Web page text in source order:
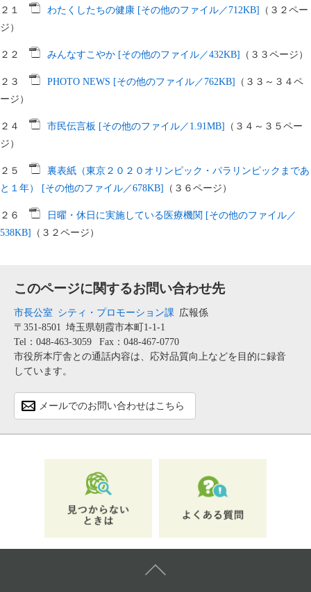
２１ わたくしたちの健康 [その他のファイル／712KB]
（３２ペー
ジ）
２２ みんなすこやか [その他のファイル／432KB] （３３ページ）
２３ PHOTO NEWS [その他のファイル／762KB]
（３３～３４ペ
ージ）
２４ 市民伝言板 [その他のファイル／1.91MB]
（３４～３５ペー
ジ）
２５
裏表紙（東京２０２０オリンピック・パラリンピックまであ
と１年） [その他のファイル／678KB]
（３６ページ）
２６
日曜・休日に実施している医療機関 [その他のファイル／
538KB]
（３２ページ）
このページに関するお問い合わせ先
市長公室 シティ・プロモーション課 広報係
〒351-8501 埼玉県朝霞市本町1-1-1
Tel：048-463-3059
Fax：048-467-0770
市役所本庁舎との通話内容は、応対品質向上などを目的に録音
しています。
メールでのお問い合わせはこちら